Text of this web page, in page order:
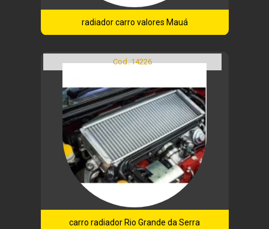
radiador carro valores Mauá
Cod.:14226
carro radiador Rio Grande da Serra